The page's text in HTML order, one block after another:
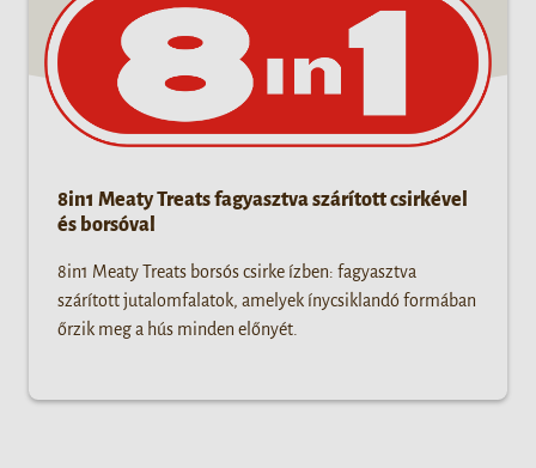
8in1 Meaty Treats fagyasztva szárított csirkével
és borsóval
8in1 Meaty Treats borsós csirke ízben: fagyasztva
szárított jutalomfalatok, amelyek ínycsiklandó formában
őrzik meg a hús minden előnyét.